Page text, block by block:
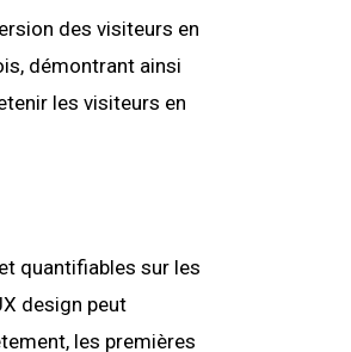
des visiteurs en
démontrant ainsi
les visiteurs en
quantifiables sur les
design peut
les premières